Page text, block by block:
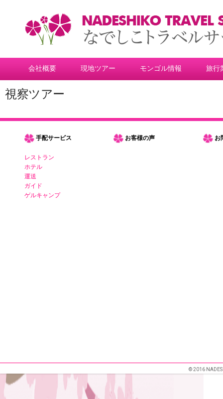
会社概要 現地ツアー モンゴル情報 旅行
視察ツアー
手配サービス
レストラン
ホテル
運送
ガイド
ゲルキャンプ
お客様の声 お
© 2016